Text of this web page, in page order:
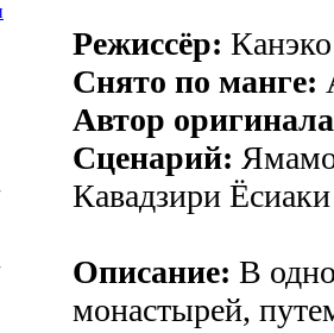
Режиссёр:
Снято по манге:
Автор
Сценарий:
Кавадзири Ёсиаки
Описание: В
монастырей,